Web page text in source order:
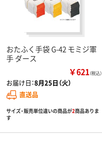
おたふく手袋 G-42 モミジ軍
手 ダース
￥621（税込）
お届け日：8月25日（火）
直送品
サイズ・販売単位違いの商品が2商品ありま
す